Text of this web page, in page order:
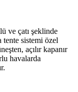
ve çatı şeklinde
tente sistemi özel
açılır kapanır
havalarda